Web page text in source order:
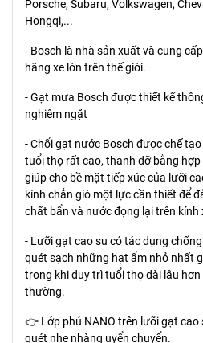
Porsche, Subaru, Volkswagen,
Hongqi,...
- Bosch là nhà sản xuất và cung
hãng xe lớn trên thế giới.
- Gạt mưa Bosch được thiết kế
nghiêm ngặt
- Chổi gạt nước Bosch được chế
tuổi thọ rất cao, thanh đỡ bằng
giúp cho bề mặt tiếp xúc của lưỡi
kính chắn gió một lực cần thiết để
chất bẩn và nước đọng lại trên kính
- Lưỡi gạt cao su có tác dụng
quét sạch những hạt ẩm nhỏ nhất
trong khi duy trì tuổi thọ dài lâu
thường.
👉 Lớp phủ NANO trên lưỡi gạt cao
quét nhẹ nhàng uyển chuyển.